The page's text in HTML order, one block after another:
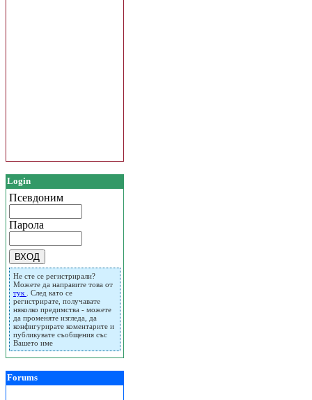
Login
Псевдоним
Парола
Не сте се регистрирали?
Можете да направите това от
тук
. След като се
регистрирате, получавате
няколко предимства - можете
да променяте изгледа, да
конфигурирате коментарите и
публикувате съобщения със
Вашето име
Forums